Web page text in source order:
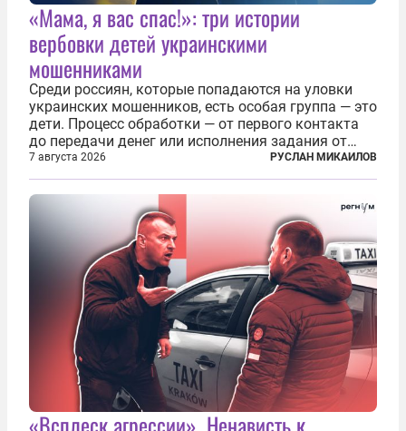
«Мама, я вас спас!»: три истории
вербовки детей украинскими
мошенниками
Среди россиян, которые попадаются на уловки
украинских мошенников, есть особая группа — это
дети. Процесс обработки — от первого контакта
до передачи денег или исполнения задания от
кураторов может занять от двух часов до
нескольких месяцев. Детей превращают в
послушных исполнителей, которые...
7 августа 2026 РУСЛАН МИКАИЛОВ